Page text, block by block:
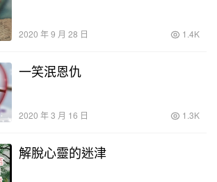
2020 年 9 月 28 日 1.4K
一笑泯恩仇
2020 年 3 月 16 日 1.3K
解脫心靈的迷津